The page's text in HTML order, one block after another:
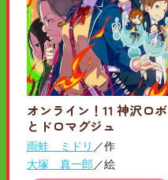
オンライン！11 神沢ロボ
とドロマグジュ
雨蛙 ミドリ ／作
大塚 真一郎 ／絵